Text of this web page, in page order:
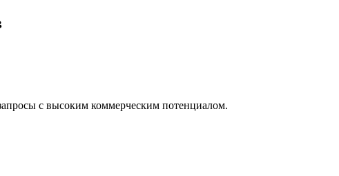
с высоким коммерческим потенциалом.